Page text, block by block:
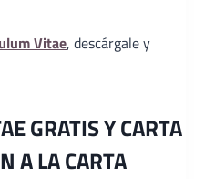
Vitae, descárgale y
GRATIS Y CARTA
A LA CARTA